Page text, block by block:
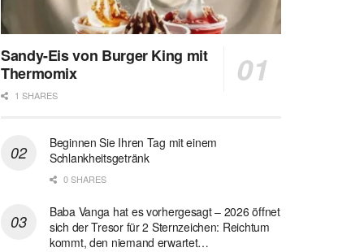
Sandy-Eis von Burger King mit
Thermomix
1 SHARES
Beginnen Sie Ihren Tag mit einem
Schlankheitsgetränk
0 SHARES
Baba Vanga hat es vorhergesagt – 2026 öffnet
sich der Tresor für 2 Sternzeichen: Reichtum
kommt, den niemand erwartet…